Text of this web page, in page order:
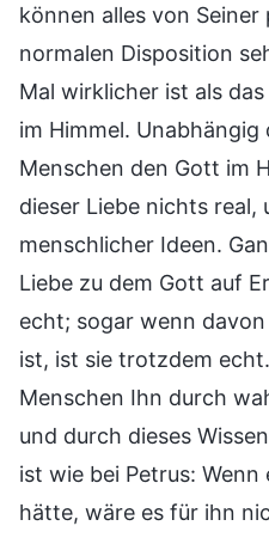
können alles von
normalen Disposition
Mal wirklicher ist als
im Himmel.
Menschen den Gott im
dieser Liebe nichts real,
menschlicher Ideen.
Liebe zu dem Gott auf
echt; sogar wenn
ist, ist sie trotzdem
Menschen Ihn durch
und durch dieses
ist wie bei Petrus:
hätte, wäre es für ihn